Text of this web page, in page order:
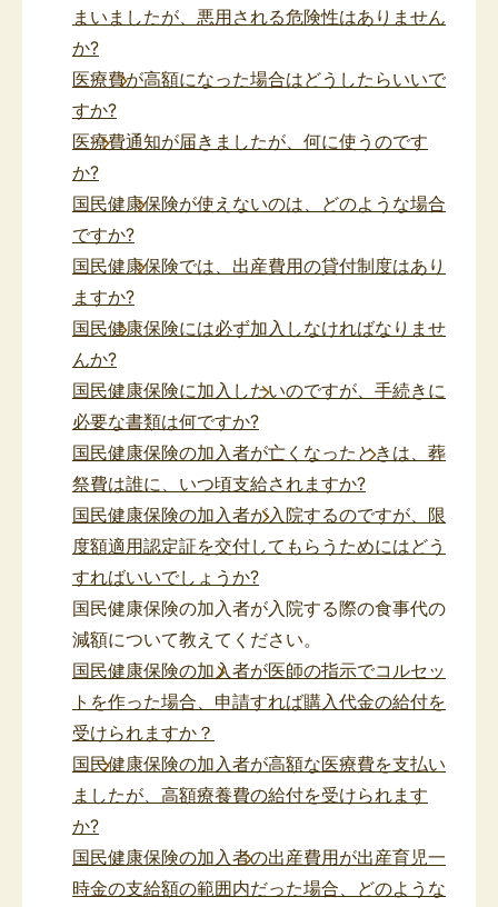
まいましたが、悪用される危険性はありません
か?
医療費が高額になった場合はどうしたらいいで
すか?
医療費通知が届きましたが、何に使うのです
か?
国民健康保険が使えないのは、どのような場合
ですか?
国民健康保険では、出産費用の貸付制度はあり
ますか?
国民健康保険には必ず加入しなければなりませ
んか?
国民健康保険に加入したいのですが、手続きに
必要な書類は何ですか?
国民健康保険の加入者が亡くなったときは、葬
祭費は誰に、いつ頃支給されますか?
国民健康保険の加入者が入院するのですが、限
度額適用認定証を交付してもらうためにはどう
すればいいでしょうか?
国民健康保険の加入者が入院する際の食事代の
減額について教えてください。
国民健康保険の加入者が医師の指示でコルセッ
トを作った場合、申請すれば購入代金の給付を
受けられますか？
国民健康保険の加入者が高額な医療費を支払い
ましたが、高額療養費の給付を受けられます
か?
国民健康保険の加入者の出産費用が出産育児一
時金の支給額の範囲内だった場合、どのような